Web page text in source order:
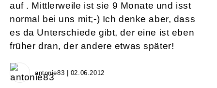
auf . Mittlerweile ist sie 9 Monate und isst
normal bei uns mit;-) Ich denke aber, dass
es da Unterschiede gibt, der eine ist eben
früher dran, der andere etwas später!
antonie83 | 02.06.2012